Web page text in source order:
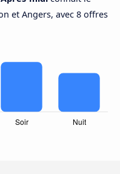
et Angers, avec 8 offres